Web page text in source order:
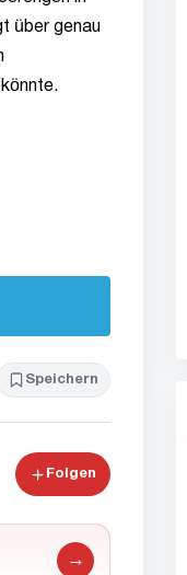
über genau
Speichern
Folgen
→